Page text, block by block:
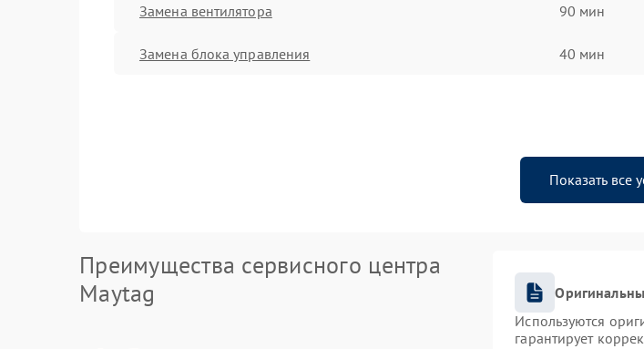
Замена вентилятора 90 мин
Замена блока управления 40 мин
Показать все
Преимущества сервисного центра
Maytag
Используются
гарантирует